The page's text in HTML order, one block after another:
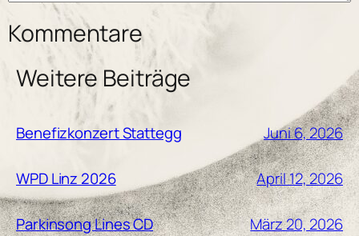
Kommentare
Weitere Beiträge
Benefizkonzert Stattegg Juni 6, 2026
WPD Linz 2026 April 12, 2026
Parkinsong Lines CD März 20, 2026